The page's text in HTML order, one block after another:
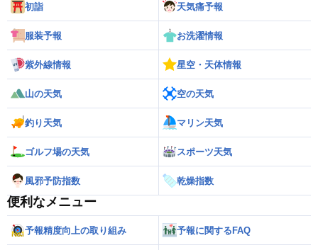
初詣 天気痛予報
服装予報 お洗濯情報
紫外線情報 星空・天体情報
山の天気 空の天気
釣り天気 マリン天気
ゴルフ場の天気 スポーツ天気
風邪予防指数 乾燥指数
便利なメニュー
予報精度向上の取り組み 予報に関するFAQ